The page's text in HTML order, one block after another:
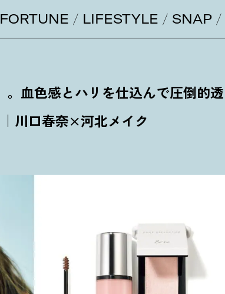
FORTUNE LIFESTYLE SNAP
血色感とハリを仕込んで圧倒的透
川口春奈×河北メイク